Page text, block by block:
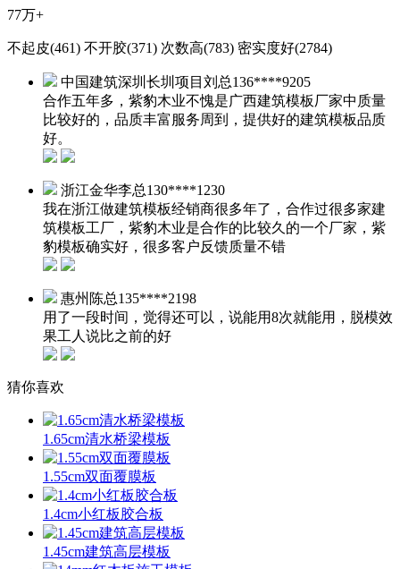
77万+
不起皮(461) 不开胶(371) 次数高(783) 密实度好(2784)
中国建筑深圳长圳项目刘总136****9205
合作五年多，紫豹木业不愧是广西建筑模板厂家中质量
比较好的，品质丰富服务周到，提供好的建筑模板品质
好。
浙江金华李总130****1230
我在浙江做建筑模板经销商很多年了，合作过很多家建
筑模板工厂，紫豹木业是合作的比较久的一个厂家，紫
豹模板确实好，很多客户反馈质量不错
惠州陈总135****2198
用了一段时间，觉得还可以，说能用8次就能用，脱模效
果工人说比之前的好
猜你喜欢
1.65cm清水桥梁模板
1.55cm双面覆膜板
1.4cm小红板胶合板
1.45cm建筑高层模板